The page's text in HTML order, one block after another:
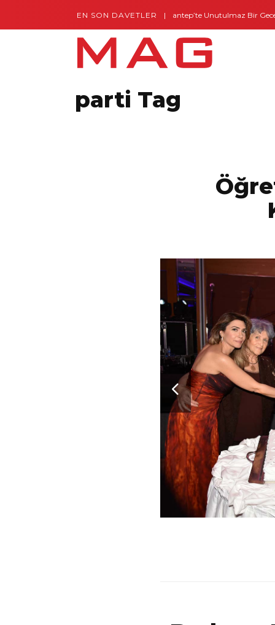
EN SON DAVETLER
Gaziantep’te Unutulmaz Bir Gece – Posh and
parti Tag